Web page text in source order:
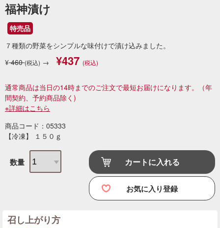
福神漬け
特売品
７種類の野菜をシンプルな味付けで漬け込みました。
¥460(税込) → ¥437 (税込)
通常商品は当日の14時までのご注文で最短お届けになります。
（年
間契約、予約商品除く)
※詳細はこちら
商品コード：05333
【冷凍】 １５０ｇ
数量 カートに入れる
お気に入り登録
召し上がり方